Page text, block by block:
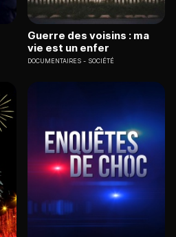
Guerre des voisins : ma
vie est un enfer
DOCUMENTAIRES SOCIÉTÉ